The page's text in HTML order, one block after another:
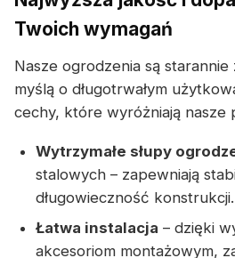
Twoich wymagań
Nasze ogrodzenia są
myślą o długotrwałym
cechy, które wyróżniają nasze
Wytrzymałe słupy
stalowych – zapewniają
długowieczność konstrukcji.
Łatwa instalacja – dzięki
akcesoriom montażowym,